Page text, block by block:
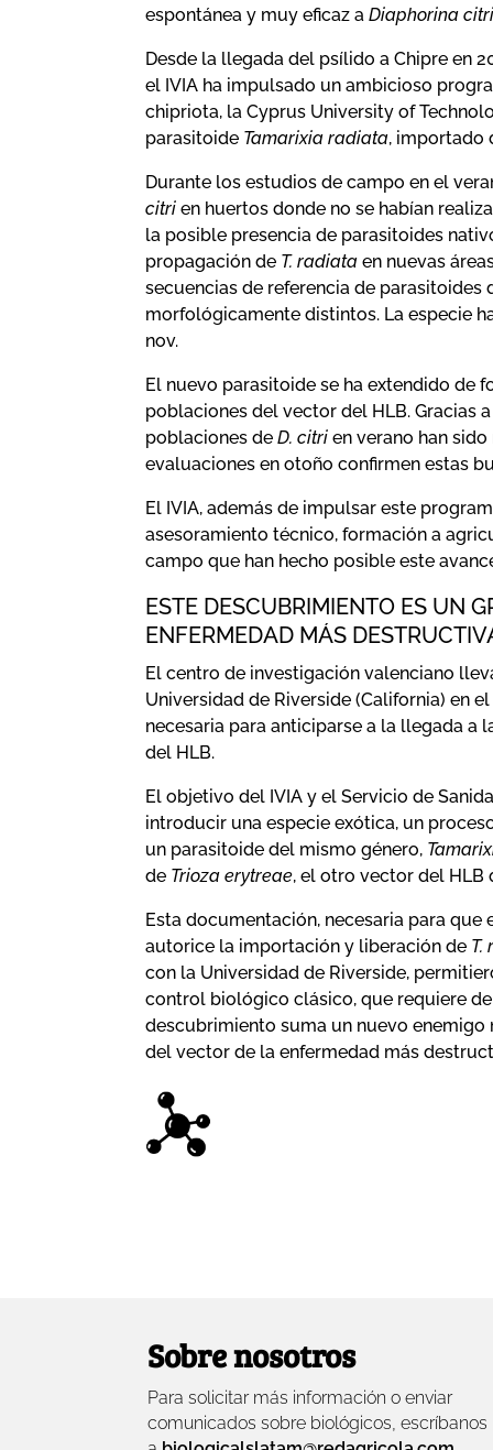
espontánea y muy eficaz a Diaphorina citri
Desde la llegada del psílido a Chipre en
el IVIA ha impulsado un ambicioso
chipriota, la Cyprus University of
parasitoide Tamarixia radiata,
Durante los estudios de campo en el
citri en huertos donde no se habían
la posible presencia de parasitoides
propagación de T. radiata en nuevas
secuencias de referencia de
morfológicamente distintos. La especie
nov.
El nuevo parasitoide se ha extendido de
poblaciones del vector del HLB. Gracias
poblaciones de D. citri en verano han
evaluaciones en otoño confirmen estas
El IVIA, además de impulsar este
asesoramiento técnico, formación a
campo que han hecho posible este
ESTE DESCUBRIMIENTO ES UN
ENFERMEDAD MÁS
El centro de investigación valenciano
Universidad de Riverside (California) en
necesaria para anticiparse a la llegada
del HLB.
El objetivo del IVIA y el Servicio de
introducir una especie exótica, un
un parasitoide del mismo género,
de Trioza erytreae, el otro vector del HLB
Esta documentación, necesaria para
autorice la importación y liberación de T.
con la Universidad de Riverside,
control biológico clásico, que requiere
descubrimiento suma un nuevo
del vector de la enfermedad más
Sobre nosotros
Para solicitar más información o enviar
comunicados sobre biológicos, escríbanos